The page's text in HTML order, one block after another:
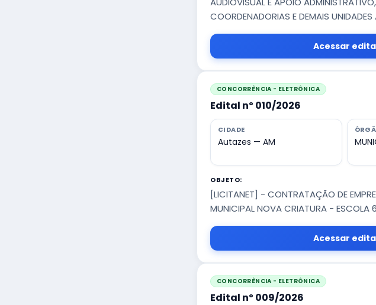
COORDENADORIAS E DEMAIS
Acessar
CONCORRÊNCIA - ELETRÔNICA
Edital nº 010/2026
CIDADE
Autazes — AM
OBJETO:
[LICITANET] - CONTRATAÇÃO DE
MUNICIPAL NOVA CRIATURA - ESCOLA
Acessar
CONCORRÊNCIA - ELETRÔNICA
Edital nº 009/2026